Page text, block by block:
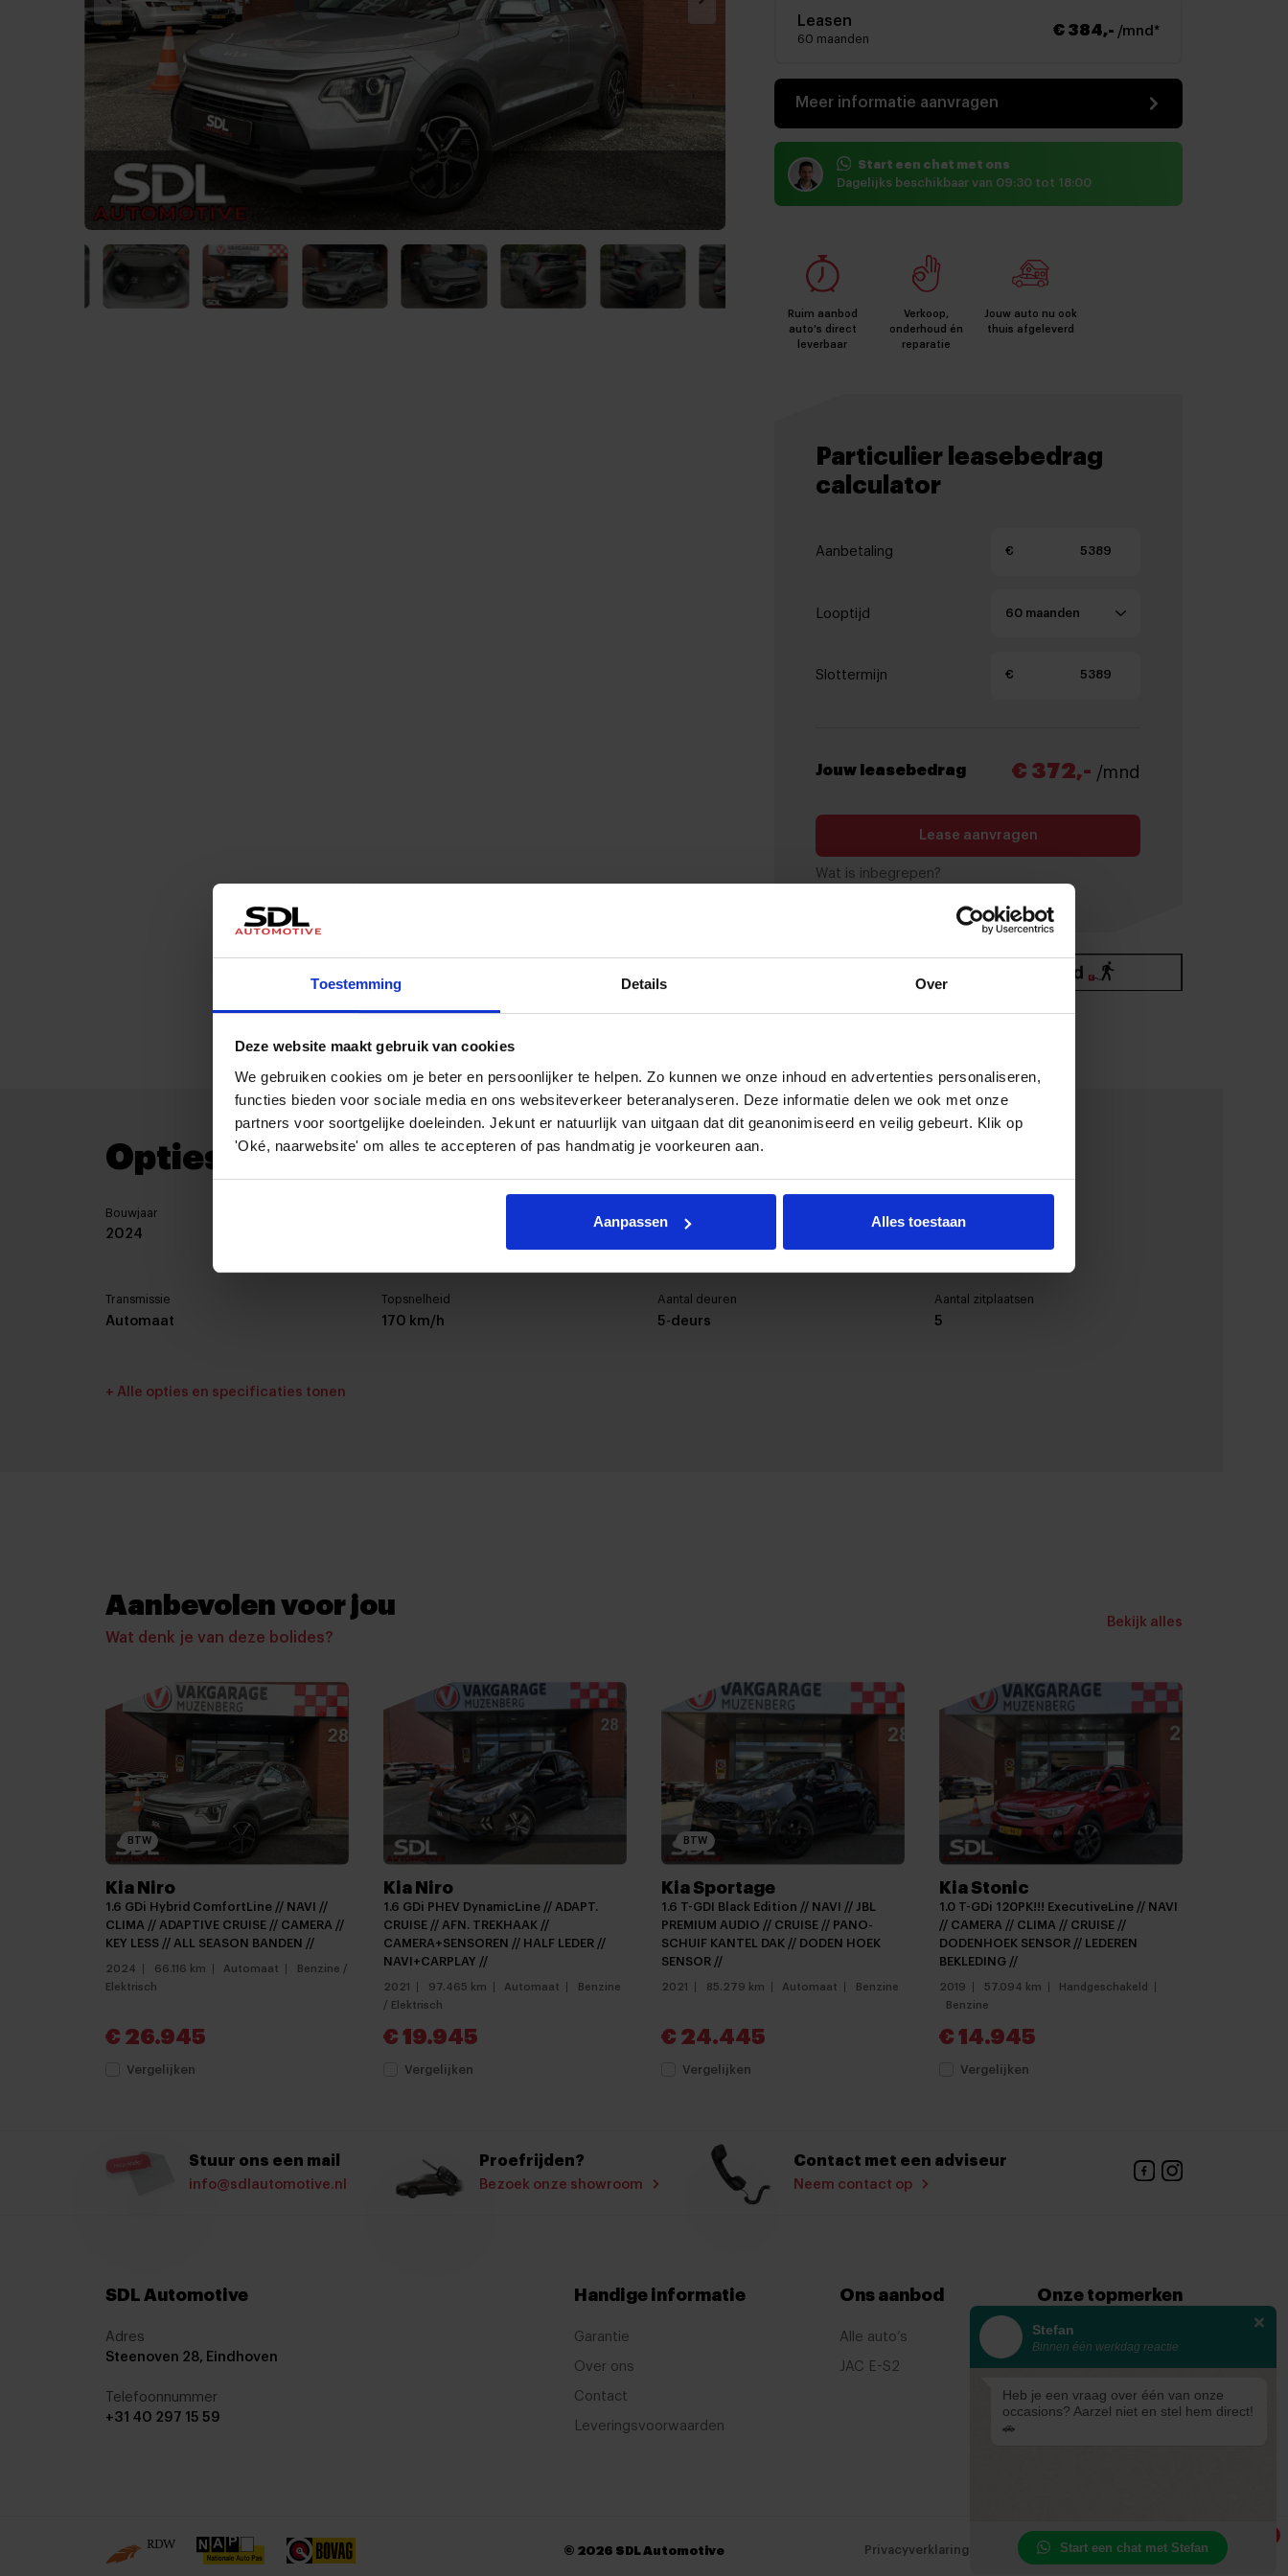
Toestemming Details Over
Deze website maakt gebruik van cookies
We gebruiken cookies om je beter en persoonlijker te helpen. Zo kunnen we onze inhoud en advertenties personaliseren,
functies bieden voor sociale media en ons websiteverkeer beteranalyseren. Deze informatie delen we ook met onze
partners voor soortgelijke doeleinden. Jekunt er natuurlijk van uitgaan dat dit geanonimiseerd en veilig gebeurt. Klik op
'Oké, naarwebsite' om alles te accepteren of pas handmatig je voorkeuren aan.
Aanpassen Alles toestaan
Leasen
60 maanden
€ 384,- /mnd*
Meer informatie aanvragen
Start een chat met ons
Dagelijks beschikbaar van 09:30 tot 18:00
Ruim aanbod
auto's direct
leverbaar
Verkoop,
onderhoud én
reparatie
Jouw auto nu ook
thuis afgeleverd
Particulier leasebedrag
calculator
Aanbetaling €
Looptijd
Slottermijn €
Jouw leasebedrag € 372,- /mnd
Lease aanvragen
Wat is inbegrepen?
Opties en specificaties
Bouwjaar
2024 Benzine / Elektrisch
Transmissie
Automaat
Topsnelheid
170 km/h
Aantal deuren
5-deurs
Aantal zitplaatsen
5
Interieurkleur
Afdekhoes
Bumpers in carrosseriekleur Centrale deurvergrendeling
Centrale deurvergrendeling met afstandsbediening Dimlichten automatisch
File assistent Grootlichtassistent
Keyless entry keyless entry
LED achterlichten LED dagrijverlichting
Lichtmetalen velgen Lichtmetalen velgen
Lichtmetalen velgen 16" Metaalkleur
Mistlampen Mistlampen voor
Parkeersensoren
parkeersensoren achter verwarmde zijspiegels
Achteruitrijcamera Android auto
Apple carplay APPLE CARPLAY
Bluetooth telefoonvoorbereiding Bluetooth telefoonvoorbereiding
Multimedia-voorbereiding
Navigatie voorbereiding Radio
Radio
Stuurwiel multifunctioneel
Achterbank in delen neerklapbaar
Binnenspiegel automatisch dimmend
+ Alle opties en specificaties tonen
Aanbevolen voor jou
Wat denk je van deze bolides?
Bekijk alles
BTW
Kia Niro
1.6 GDi Hybrid ComfortLine // NAVI //
CLIMA // ADAPTIVE CRUISE // CAMERA //
KEY LESS // ALL SEASON BANDEN //
2024 66.116 km Automaat
Benzine /
Elektrisch
€ 26.945
Vergelijken
Kia Niro
1.6 GDi PHEV DynamicLine // ADAPT.
CRUISE // AFN. TREKHAAK //
CAMERA+SENSOREN // HALF LEDER //
NAVI+CARPLAY //
2021 97.465 km Automaat
Benzine
/ Elektrisch
€ 19.945
Vergelijken
BTW
Kia Sportage
1.6 T-GDI Black Edition // NAVI // JBL
PREMIUM AUDIO // CRUISE // PANO-
SCHUIF KANTEL DAK // DODEN HOEK
SENSOR //
2021 85.279 km Automaat Benzine
€ 24.445
Vergelijken
Kia Stonic
1.0 T-GDi 120PK!!! ExecutiveLine // NAVI
// CAMERA // CLIMA // CRUISE //
DODENHOEK SENSOR // LEDEREN
BEKLEDING //
2019 57.094 km
Handgeschakeld
Benzine
€ 14.945
Vergelijken
Stuur ons een mail
info@sdlautomotive.nl
Proefrijden?
Bezoek onze showroom
Contact met een adviseur
Neem contact op
SDL Automotive
Adres
Steenoven 28, Eindhoven
Telefoonnummer
+31 40 297 15 59
Handige informatie
Garantie
Over ons
Contact
Leveringsvoorwaarden
Ons aanbod
Alle auto’s
JAC E-S2
Onze topmerken
KIA
Ford
Mazda
© 2026 SDL Automotive Privacyverklaring Cookiebeleid Cookievoorkeuren
Stefan
Binnen één werkdag reactie
Heb je een vraag over één van onze
occasions? Aarzel niet en stel hem direct!
🚗
Start een chat met Stefan